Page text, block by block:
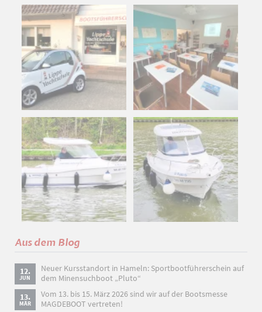
Aus dem Blog
12.
JUN
Neuer Kursstandort in Hameln: Sportbootführerschein auf
dem Minensuchboot „Pluto“
13.
MÄR
Vom 13. bis 15. März 2026 sind wir auf der Bootsmesse
MAGDEBOOT vertreten!